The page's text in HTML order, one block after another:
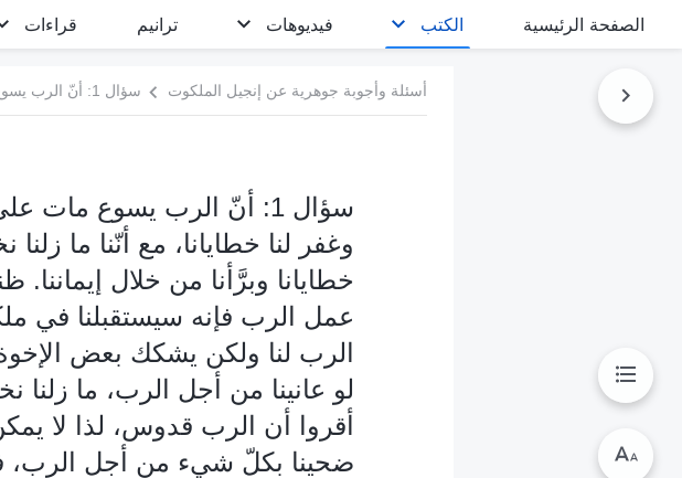
الصفحة الرئيسية الكتب فيديوهات ترانيم قراءات
أسئلة وأجوبة جوهرية عن إنجيل الملكوت
سؤال 1: أنّ الرب يسوع مات
وغفر لنا خطايانا، مع أنّنا ما
خطايانا وبرَّأنا من خلال
عمل الرب فإنه سيستقبلنا في
الرب لنا ولكن يشكك بعض
لو عانينا من أجل الرب، ما زلنا
أقروا أن الرب قدوس، لذا لا
ضحينا بكلّ شيء من أجل الرب،